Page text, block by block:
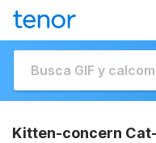
Kitten-concern